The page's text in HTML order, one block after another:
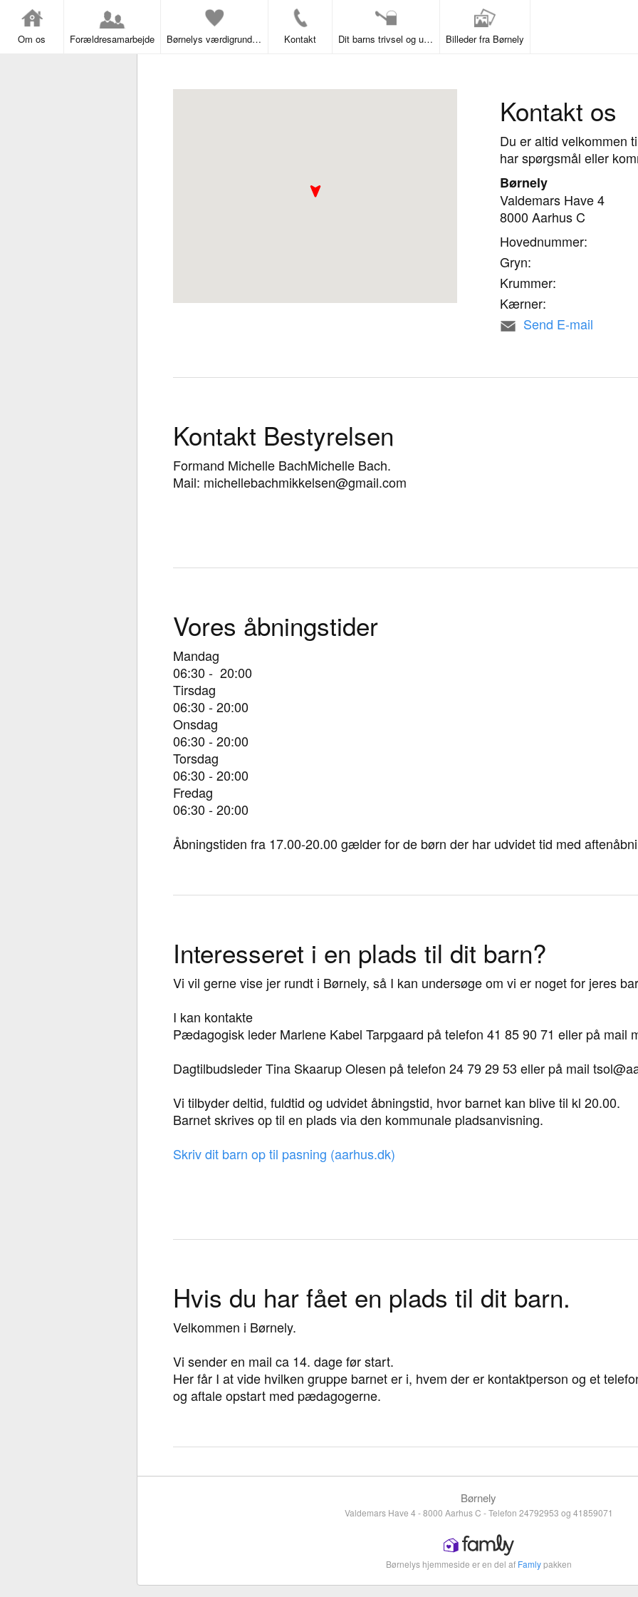
Om os Forældresamarbejde Børnelys værdigrundlag Kontakt Dit barns trivsel og udvikling Billeder fra Børnely
Kontakt os
Du er altid velkommen
har spørgsmål eller
Børnely
Valdemars Have 4
8000 Aarhus C
Hovednummer:
Gryn:
Krummer:
Kærner:
Send E-mail
Kontakt Bestyrelsen
Formand Michelle BachMichelle Bach.
Mail: michellebachmikkelsen@gmail.com
Vores åbningstider
Mandag
06:30 - 20:00
Tirsdag
06:30 - 20:00
Onsdag
06:30 - 20:00
Torsdag
06:30 - 20:00
Fredag
06:30 - 20:00
Åbningstiden fra 17.00-20.00 gælder for de børn der har udvidet tid med
Interesseret i en plads til dit barn?
Vi vil gerne vise jer rundt i Børnely, så I kan undersøge om vi er noget for jeres
I kan kontakte
Pædagogisk leder Marlene Kabel Tarpgaard på telefon 41 85 90 71 eller på mail
Dagtilbudsleder Tina Skaarup Olesen på telefon 24 79 29 53 eller på mail
Vi tilbyder deltid, fuldtid og udvidet åbningstid, hvor barnet kan blive til kl 20.00.
Barnet skrives op til en plads via den kommunale pladsanvisning.
Skriv dit barn op til pasning (aarhus.dk)
Hvis du har fået en plads til dit barn.
Velkommen i Børnely.
Vi sender en mail ca 14. dage før start.
Her får I at vide hvilken gruppe barnet er i, hvem der er kontaktperson og et
og aftale opstart med pædagogerne.
Børnely
Valdemars Have 4 - 8000 Aarhus C - Telefon 24792953 og 41859071
Børnelys hjemmeside er en del af Famlypakken